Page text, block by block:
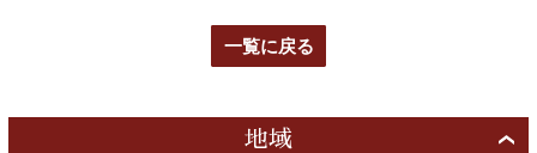
一覧に戻る
地域